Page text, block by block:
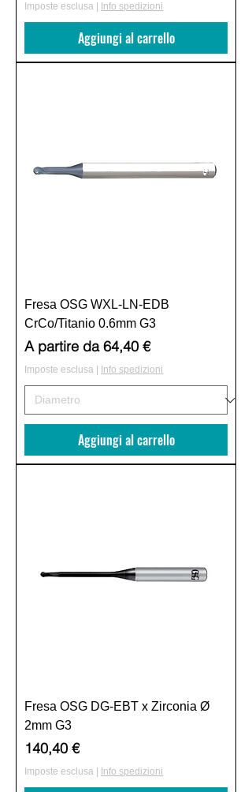
Imposte esclusa Info spedizioni
Aggiungi al carrello
Fresa OSG WXL-LN-EDB
CrCo/Titanio 0.6mm G3
A partire da64,40 €
Prezzo scontato
Imposte esclusa Info spedizioni
Aggiungi al carrello
Fresa OSG DG-EBT x Zirconia Ø
2mm G3
Prezzo
140,40 €
Imposte esclusa Info spedizioni